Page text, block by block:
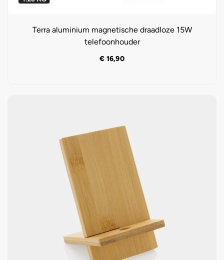
Terra aluminium magnetische draadloze 15W
telefoonhouder
€ 16,90